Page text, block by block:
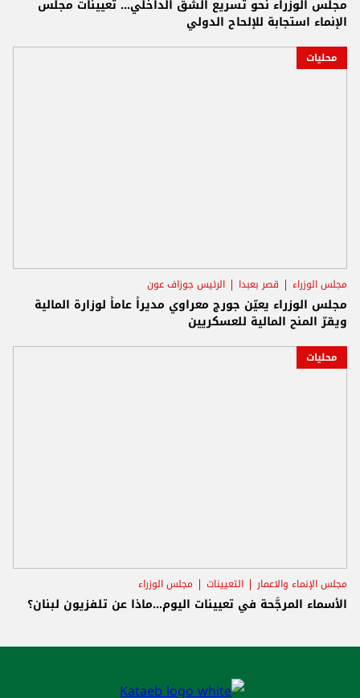
مجلس الوزراء نحو تسريع الشق الداخلي... تعيينات مجلس
الإنماء استجابة للإلحاح الدولي
محليات
مجلس الوزراء قصر بعبدا الرئيس جوزاف عون
مجلس الوزراء يعيّن جورج معراوي مديراً عاماً لوزارة المالية
ويقرّ المنح المالية للعسكريين
محليات
مجلس الإنماء والاعمار التعيينات مجلس الوزراء
الأسماء المرجَّحة في تعيينات اليوم...ماذا عن تلفزيون لبنان؟